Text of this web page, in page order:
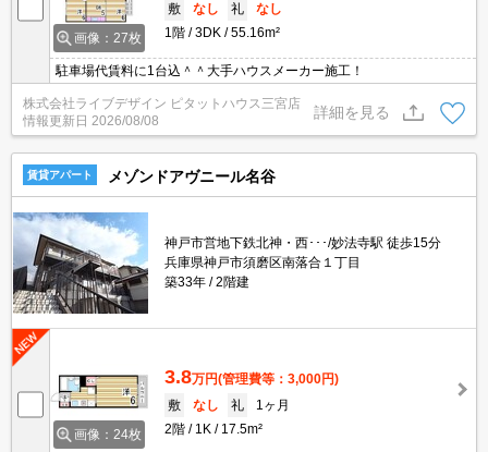
画像：27枚
敷
なし 礼
なし
1階
3DK 55.16m²
駐車場代賃料に1台込＾＾大手ハウスメーカー施工！
株式会社ライブデザイン ピタットハウス三宮店
情報更新日 2026/08/08
詳細を見る
賃貸アパート メゾンドアヴニール名谷
神戸市営地下鉄北神・西･･･/妙法寺駅 徒歩15分
兵庫県神戸市須磨区南落合１丁目
築33年
2階建
画像：24枚
3.8万円(管理費等：3,000円)
敷
なし 礼
1ヶ月
2階
1K 17.5m²